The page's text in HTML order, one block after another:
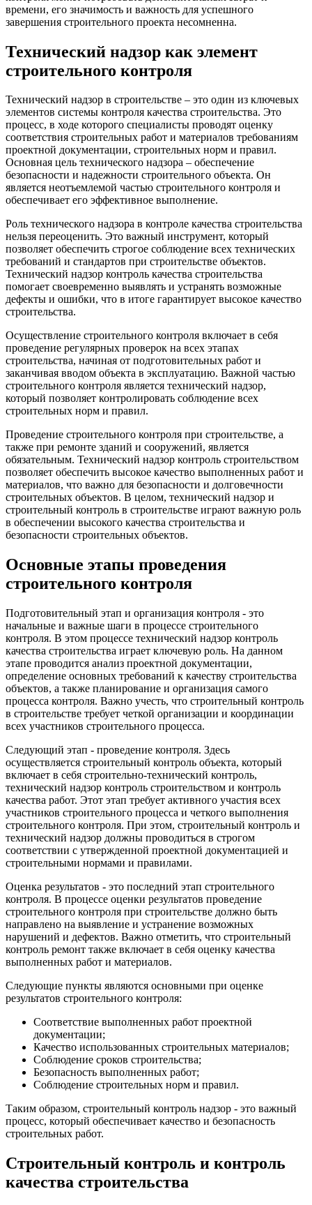
времени, его значимость и важность для успешного
завершения строительного проекта несомненна.
Технический надзор как элемент
строительного контроля
Технический надзор в строительстве – это один из ключевых
элементов системы контроля качества строительства. Это
процесс, в ходе которого специалисты проводят оценку
соответствия строительных работ и материалов требованиям
проектной документации, строительных норм и правил.
Основная цель технического надзора – обеспечение
безопасности и надежности строительного объекта. Он
является неотъемлемой частью строительного контроля и
обеспечивает его эффективное выполнение.
Роль технического надзора в контроле качества строительства
нельзя переоценить. Это важный инструмент, который
позволяет обеспечить строгое соблюдение всех технических
требований и стандартов при строительстве объектов.
Технический надзор контроль качества строительства
помогает своевременно выявлять и устранять возможные
дефекты и ошибки, что в итоге гарантирует высокое качество
строительства.
Осуществление строительного контроля включает в себя
проведение регулярных проверок на всех этапах
строительства, начиная от подготовительных работ и
заканчивая вводом объекта в эксплуатацию. Важной частью
строительного контроля является технический надзор,
который позволяет контролировать соблюдение всех
строительных норм и правил.
Проведение строительного контроля при строительстве, а
также при ремонте зданий и сооружений, является
обязательным. Технический надзор контроль строительством
позволяет обеспечить высокое качество выполненных работ и
материалов, что важно для безопасности и долговечности
строительных объектов. В целом, технический надзор и
строительный контроль в строительстве играют важную роль
в обеспечении высокого качества строительства и
безопасности строительных объектов.
Основные этапы проведения
строительного контроля
Подготовительный этап и организация контроля - это
начальные и важные шаги в процессе строительного
контроля. В этом процессе технический надзор контроль
качества строительства играет ключевую роль. На данном
этапе проводится анализ проектной документации,
определение основных требований к качеству строительства
объектов, а также планирование и организация самого
процесса контроля. Важно учесть, что строительный контроль
в строительстве требует четкой организации и координации
всех участников строительного процесса.
Следующий этап - проведение контроля. Здесь
осуществляется строительный контроль объекта, который
включает в себя строительно-технический контроль,
технический надзор контроль строительством и контроль
качества работ. Этот этап требует активного участия всех
участников строительного процесса и четкого выполнения
строительного контроля. При этом, строительный контроль и
технический надзор должны проводиться в строгом
соответствии с утвержденной проектной документацией и
строительными нормами и правилами.
Оценка результатов - это последний этап строительного
контроля. В процессе оценки результатов проведение
строительного контроля при строительстве должно быть
направлено на выявление и устранение возможных
нарушений и дефектов. Важно отметить, что строительный
контроль ремонт также включает в себя оценку качества
выполненных работ и материалов.
Следующие пункты являются основными при оценке
результатов строительного контроля:
Соответствие выполненных работ проектной
документации;
Качество использованных строительных материалов;
Соблюдение сроков строительства;
Безопасность выполненных работ;
Соблюдение строительных норм и правил.
Таким образом, строительный контроль надзор - это важный
процесс, который обеспечивает качество и безопасность
строительных работ.
Строительный контроль и контроль
качества строительства